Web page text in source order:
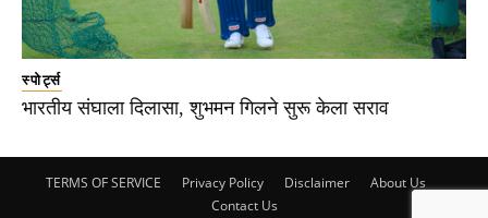
स्पोर्ट्स
भारतीय संघाला दिलासा, शुभमन गिलने सुरू केला सराव
TERMS OF SERVICE Privacy Policy Disclaimer
About Us
Contact Us